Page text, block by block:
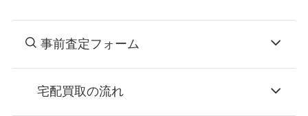
事前査定フォーム
宅配買取の流れ